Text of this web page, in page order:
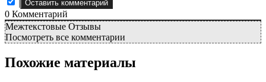
0 Комментарий
Межтекстовые Отзывы
Посмотреть все комментарии
Похожие материалы